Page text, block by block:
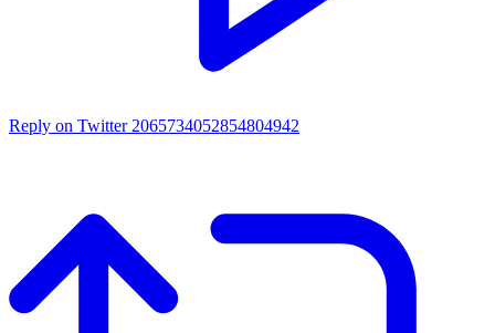
Reply on Twitter 2065734052854804942